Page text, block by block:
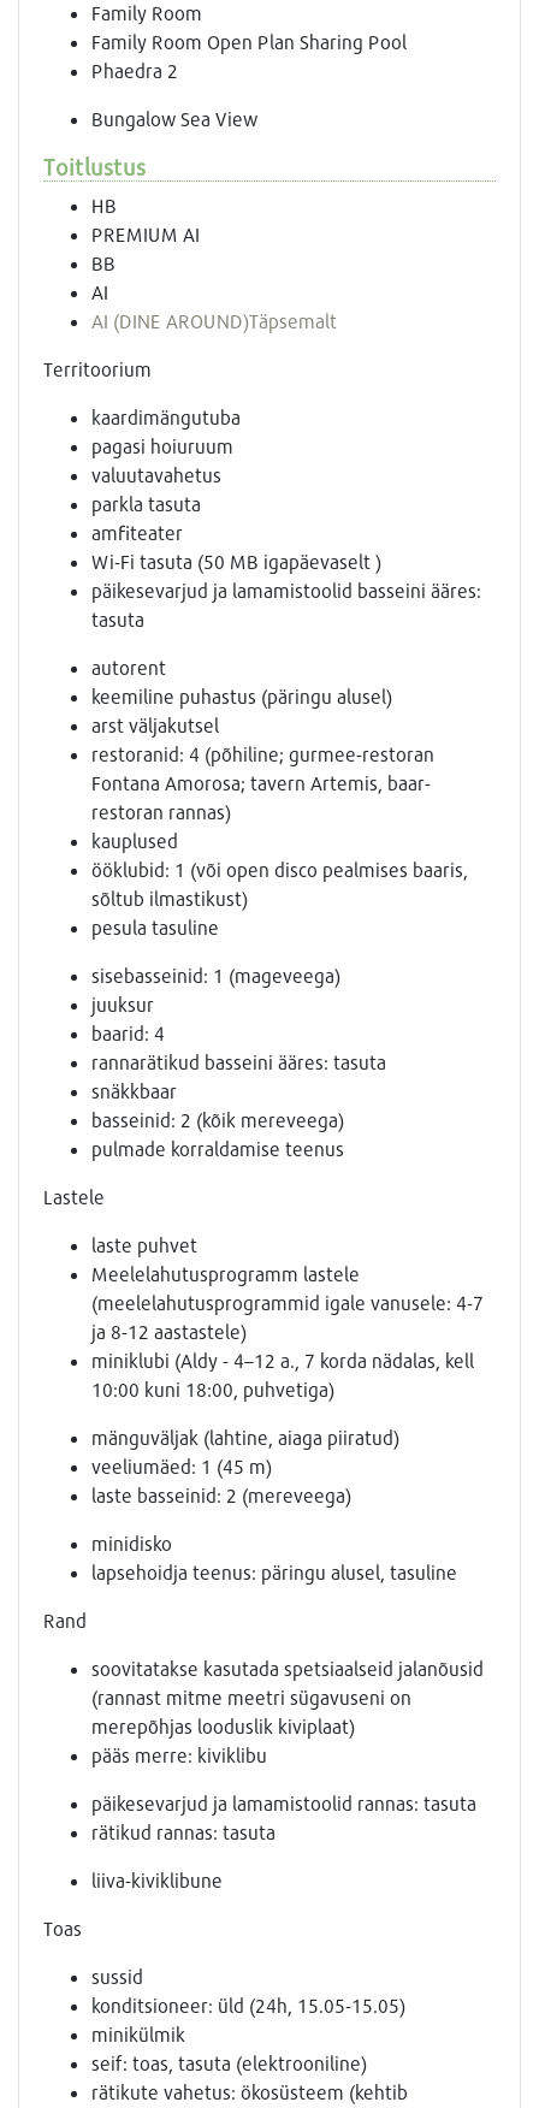
Family Room
Family Room Open Plan Sharing Pool
Phaedra 2
Bungalow Sea View
Toitlustus
HB
PREMIUM AI
BB
AI
AI (DINE AROUND)Täpsemalt
Territoorium
kaardimängutuba
pagasi hoiuruum
valuutavahetus
parkla tasuta
amfiteater
Wi-Fi tasuta (50 MB igapäevaselt )
päikesevarjud ja lamamistoolid basseini ääres:
tasuta
autorent
keemiline puhastus (päringu alusel)
arst väljakutsel
restoranid: 4 (põhiline; gurmee-restoran
Fontana Amorosa; tavern Artemis, baar-
restoran rannas)
kauplused
ööklubid: 1 (või open disco pealmises baaris,
sõltub ilmastikust)
pesula tasuline
sisebasseinid: 1 (mageveega)
juuksur
baarid: 4
rannarätikud basseini ääres: tasuta
snäkkbaar
basseinid: 2 (kõik mereveega)
pulmade korraldamise teenus
Lastele
laste puhvet
Meelelahutusprogramm lastele
(meelelahutusprogrammid igale vanusele: 4-7
ja 8-12 aastastele)
miniklubi (Aldy - 4–12 a., 7 korda nädalas, kell
10:00 kuni 18:00, puhvetiga)
mänguväljak (lahtine, aiaga piiratud)
veeliumäed: 1 (45 m)
laste basseinid: 2 (mereveega)
minidisko
lapsehoidja teenus: päringu alusel, tasuline
Rand
soovitatakse kasutada spetsiaalseid jalanõusid
(rannast mitme meetri sügavuseni on
merepõhjas looduslik kiviplaat)
pääs merre: kiviklibu
päikesevarjud ja lamamistoolid rannas: tasuta
rätikud rannas: tasuta
liiva-kiviklibune
Toas
sussid
konditsioneer: üld (24h, 15.05-15.05)
minikülmik
seif: toas, tasuta (elektrooniline)
rätikute vahetus: ökosüsteem (kehtib